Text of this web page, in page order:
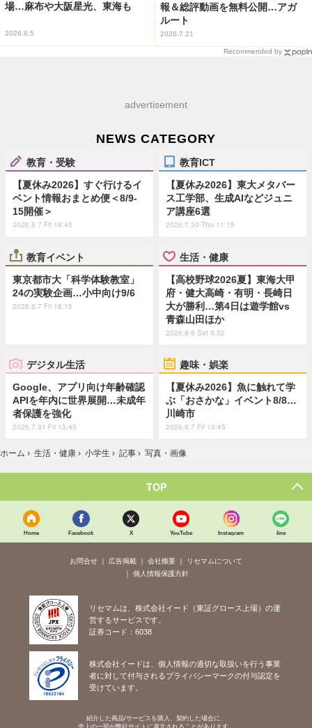
場…麻布や大阪星光、東海も
2026.8.5
報＆総評動画を無料公開…アガ
ルート
2026.7.21
Recommended by
advertisement
NEWS CATEGORY
教育・受験
【夏休み2026】すぐ行けるイ
ベント情報おまとめ便＜8/9-
15開催＞
2026.8.7 Fri 19:45
教育ICT
【夏休み2026】東大メタバー
ス工学部、生成AIなどジュニ
ア講座6選
2026.7.30 Thu 11:15
教育イベント
東京都市大「科学体験教室」
24の実験企画…小中向け9/6
2026.8.7 Fri 18:15
生活・健康
【高校野球2026夏】東海大甲
府・健大高崎・有明・長崎日
大が勝利…第4日は遊学館vs
青森山田ほか
2026.8.8 Sat 9:52
デジタル生活
Google、アプリ向け年齢確認
APIを年内に世界展開…未成年
者保護を強化
2026.7.31 Fri 13:45
趣味・娯楽
【夏休み2026】魚に触れて学
ぶ「おさかな」イベント8/8…
川崎市
2026.8.7 Fri 10:45
ホーム › 生活・健康 › 小学生 › 記事 › 写真・画像
TOP
Home Facebook X YouTube Instagram line
お問合せ 広告掲載 会社概要
リセマムについて
個人情報保護方針
リセマムは、株式会社イード（東証グロース上場）の運
営するサービスです。
証券コード：6038
株式会社イードは、個人情報の適切な取扱いを行う事業
者に対して付与されるプライバシーマークの付与認定を
受けています。
紹介した商品/サービスを購入、契約した場合に、